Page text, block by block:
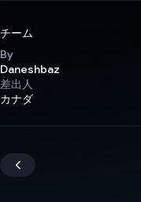
チーム
By
Daneshbaz
差出人
カナダ